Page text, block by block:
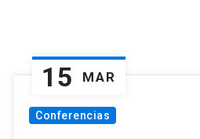
15 MAR
Conferencias